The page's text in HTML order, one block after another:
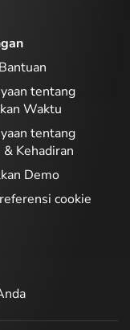
tentang
Waktu
tentang
Kehadiran
Demo
cookie